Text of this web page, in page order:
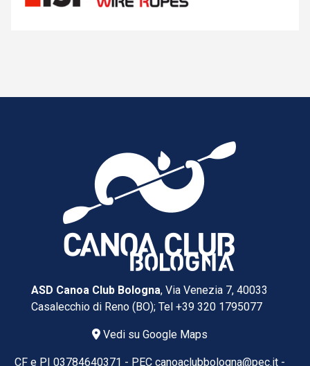
ASD Canoa Club Bologna, Via Venezia 7, 40033
Casalecchio di Reno (BO); Tel +39 320 1795077
Vedi su Google Maps
CF e PI 03784640371 - PEC canoaclubbologna@pec.it -